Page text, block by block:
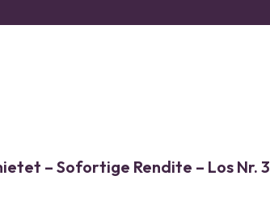
– Sofortige Rendite – Los Nr. 3